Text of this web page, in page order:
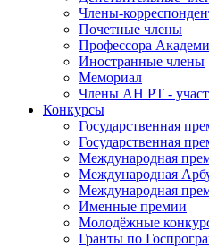
Члены-
Почетные члены
Профессора
Иностранные члены
Мемориал
Члены АН РТ -
Конкурсы
Государственная
Государственная
Международная
Международная
Международная
Именные премии
Молодёжные
Гранты по